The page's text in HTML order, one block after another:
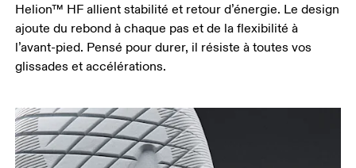
Helion™ HF allient stabilité et retour d’énergie. Le design
ajoute du rebond à chaque pas et de la flexibilité à
l’avant-pied. Pensé pour durer, il résiste à toutes vos
glissades et accélérations.